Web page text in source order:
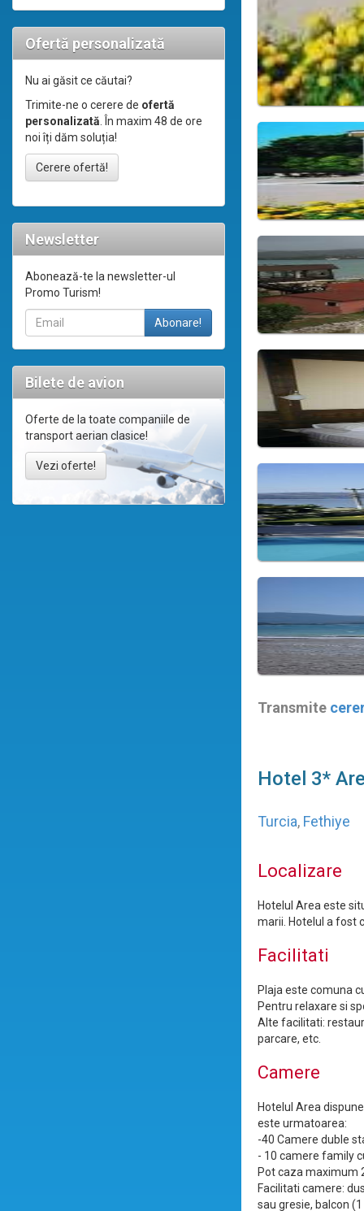
Ofertă personalizată
Nu ai găsit ce căutai?
Trimite-ne o cerere de ofertă
personalizată. În maxim 48 de ore
noi îți dăm soluția!
Cerere ofertă!
Newsletter
Abonează-te la newsletter-ul
Promo Turism!
Bilete de avion
Oferte de la toate companiile de
transport aerian clasice!
Vezi oferte!
Transmite
Hotel 3*
Turcia, Fethiye
Localizare
Hotelul Area este
marii. Hotelul a fost
Facilitati
Plaja este comuna
Pentru relaxare si
Alte facilitati:
parcare, etc.
Camere
Hotelul Area
este urmatoarea:
-40 Camere duble
- 10 camere family
Pot caza maximum
Facilitati camere:
sau gresie, balcon